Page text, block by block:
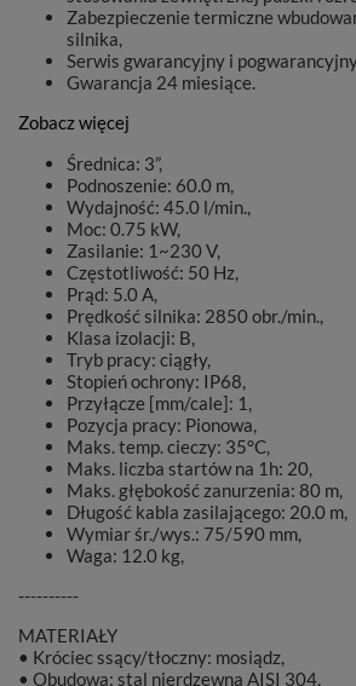
Zabezpieczenie termiczne
silnika,
Serwis gwarancyjny i
Gwarancja 24 miesiące.
Zobacz więcej
Średnica: 3”,
Podnoszenie: 60.0 m,
Wydajność: 45.0 l/min.,
Moc: 0.75 kW,
Zasilanie: 1~230 V,
Częstotliwość: 50 Hz,
Prąd: 5.0 A,
Prędkość silnika: 2850 obr./min.,
Klasa izolacji: B,
Tryb pracy: ciągły,
Stopień ochrony: IP68,
Przyłącze [mm/cale]: 1,
Pozycja pracy: Pionowa,
Maks. temp. cieczy: 35°C,
Maks. liczba startów na 1h: 20,
Maks. głębokość zanurzenia: 80 m,
Długość kabla zasilającego: 20.0 m,
Wymiar śr./wys.: 75/590 mm,
Waga: 12.0 kg,
----------
MATERIAŁY
• Króciec ssący/tłoczny: mosiądz,
• Obudowa: stal nierdzewna AISI 304,